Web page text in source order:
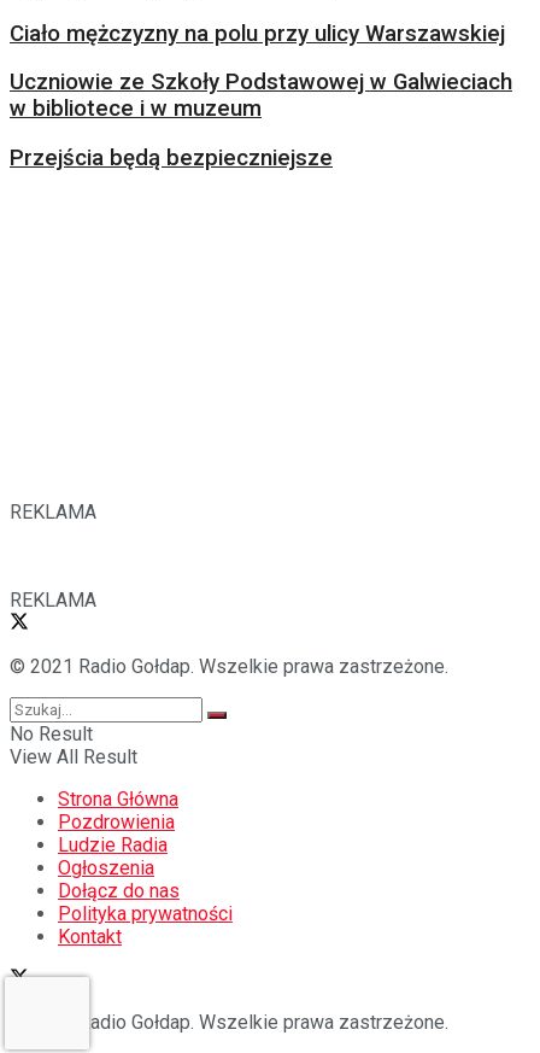
Ciało mężczyzny na polu przy ulicy Warszawskiej
Uczniowie ze Szkoły Podstawowej w Galwieciach
w bibliotece i w muzeum
Przejścia będą bezpieczniejsze
REKLAMA
REKLAMA
© 2021 Radio Gołdap. Wszelkie prawa zastrzeżone.
No Result
View All Result
Strona Główna
Pozdrowienia
Ludzie Radia
Ogłoszenia
Dołącz do nas
Polityka prywatności
Kontakt
© 2021 Radio Gołdap. Wszelkie prawa zastrzeżone.